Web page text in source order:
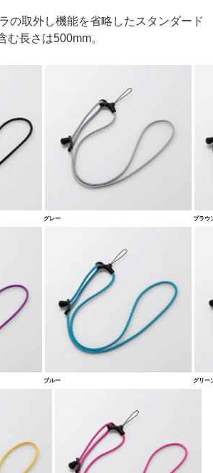
の取外し機能を省略したスタンダード
む長さは500mm。
グレー ブラウ
ブルー グリー